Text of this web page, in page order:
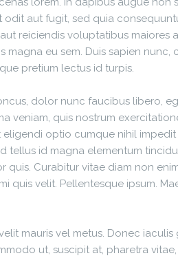
aut fugit, sed quia
reiciendis voluptatibus maiores
eu sem. Duis sapien
pretium lectus id turpis.
dolor nunc faucibus libero,
veniam, quis nostrum
optio cumque nihil
tellus id magna elementum
Curabitur vitae diam non
quis velit. Pellentesque ipsum.
mauris vel metus. Donec
ut, suscipit at, pharetra